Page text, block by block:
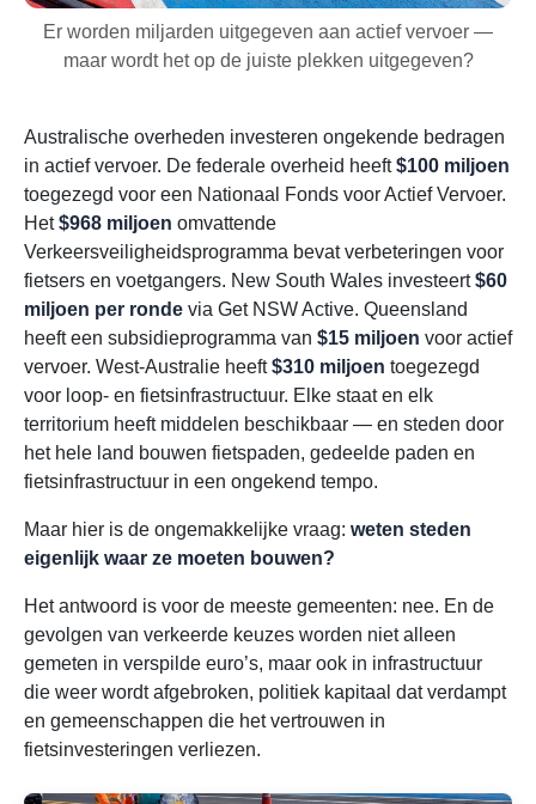
Er worden miljarden uitgegeven aan actief vervoer —
maar wordt het op de juiste plekken uitgegeven?
Australische overheden investeren ongekende bedragen
in actief vervoer. De federale overheid heeft$100 miljoen
toegezegd voor een Nationaal Fonds voor Actief Vervoer.
Het$968 miljoen omvattende
Verkeersveiligheidsprogramma bevat verbeteringen voor
fietsers en voetgangers. New South Wales investeert$60
miljoen per ronde via Get NSW Active. Queensland
heeft een subsidieprogramma van $15 miljoen voor actief
vervoer. West-Australie heeft$310 miljoen toegezegd
voor loop- en fietsinfrastructuur. Elke staat en elk
territorium heeft middelen beschikbaar — en steden door
het hele land bouwen fietspaden, gedeelde paden en
fietsinfrastructuur in een ongekend tempo.
Maar hier is de ongemakkelijke vraag: weten steden
eigenlijk waar ze moeten bouwen?
Het antwoord is voor de meeste gemeenten: nee. En de
gevolgen van verkeerde keuzes worden niet alleen
gemeten in verspilde euro’s, maar ook in infrastructuur
die weer wordt afgebroken, politiek kapitaal dat verdampt
en gemeenschappen die het vertrouwen in
fietsinvesteringen verliezen.